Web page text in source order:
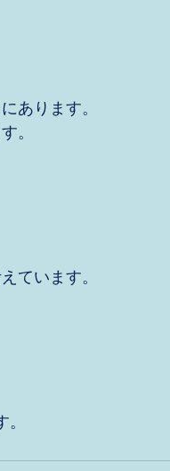
あります。
。
ています。